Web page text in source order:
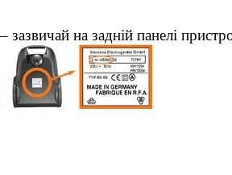
на задній панелі